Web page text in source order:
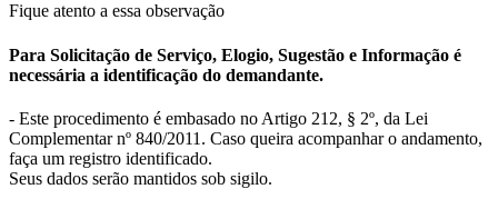
Fique atento a essa observação
Para Solicitação de Serviço, Elogio, Sugestão e Informação é
necessária a identificação do demandante.
- Este procedimento é embasado no Artigo 212, § 2º, da Lei
Complementar nº 840/2011. Caso queira acompanhar o andamento,
faça um registro identificado.
Seus dados serão mantidos sob sigilo.